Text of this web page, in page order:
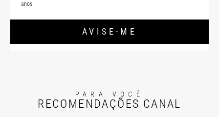
anos.
AVISE-ME
PARA VOCÊ
RECOMENDAÇÕES CANAL